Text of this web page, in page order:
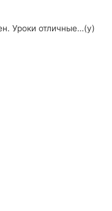
Уроки отличные…(у)